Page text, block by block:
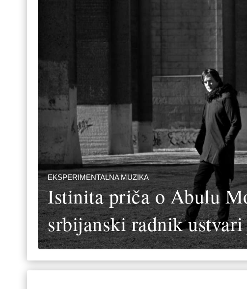
EKSPERIMENTALNA MUZIKA
Istinita priča o Abulu
srbijanski radnik